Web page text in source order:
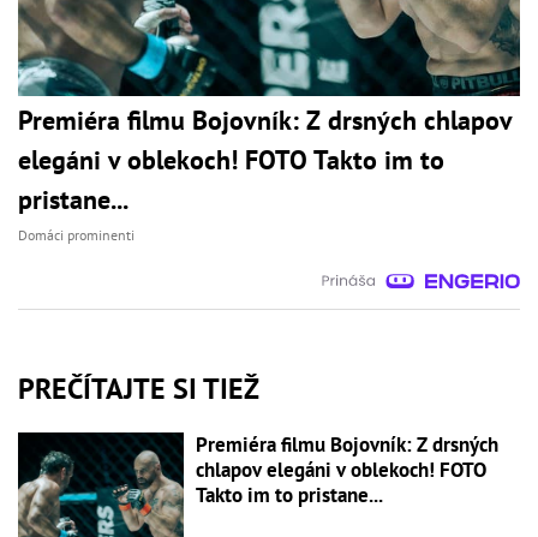
Premiéra filmu Bojovník: Z drsných chlapov
elegáni v oblekoch! FOTO Takto im to
pristane...
Domáci prominenti
PREČÍTAJTE SI TIEŽ
Premiéra filmu Bojovník: Z drsných
chlapov elegáni v oblekoch! FOTO
Takto im to pristane...